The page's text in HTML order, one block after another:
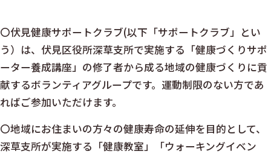
〇伏見健康サポートクラブ(以下「サポートクラブ」とい
う）は、伏見区役所深草支所で実施する「健康づくりサポ
ーター養成講座」の修了者から成る地域の健康づくりに貢
献するボランティアグループです。運動制限のない方であ
ればご参加いただけます。
〇地域にお住まいの方々の健康寿命の延伸を目的として、
深草支所が実施する「健康教室」「ウォーキングイベン